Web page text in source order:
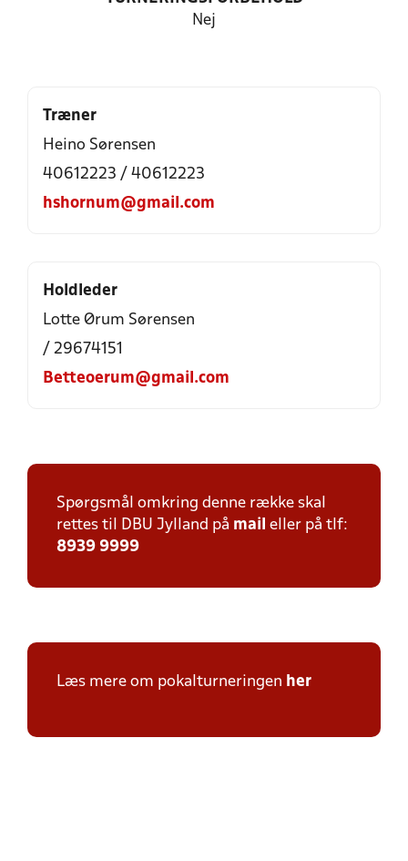
Nej
Træner
Heino Sørensen
40612223 / 40612223
hshornum@gmail.com
Holdleder
Lotte Ørum Sørensen
/ 29674151
Betteoerum@gmail.com
Spørgsmål omkring denne række skal
rettes til DBU Jylland på mail eller på tlf:
8939 9999
Læs mere om pokalturneringen her